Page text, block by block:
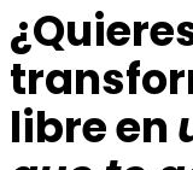
libre en